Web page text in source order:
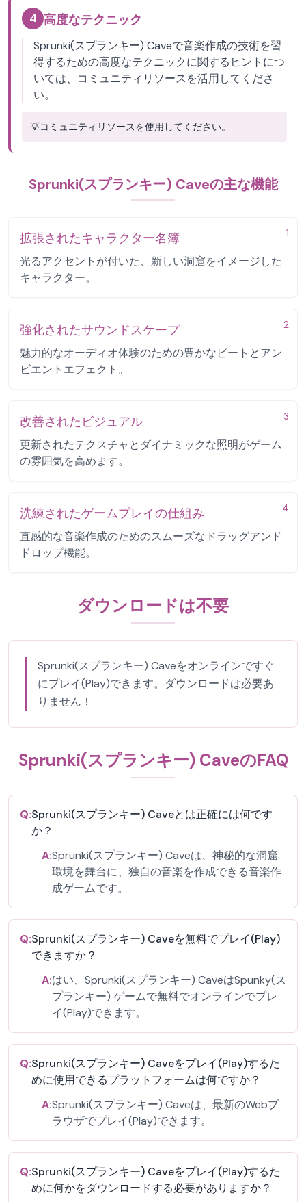
4 高度なテクニック
Sprunki(スプランキー) Caveで音楽作成の技術を習
得するための高度なテクニックに関するヒントにつ
いては、コミュニティリソースを活用してくださ
い。
💡コミュニティリソースを使用してください。
Sprunki(スプランキー) Caveの主な機能
1
拡張されたキャラクター名簿
光るアクセントが付いた、新しい洞窟をイメージした
キャラクター。
2
強化されたサウンドスケープ
魅力的なオーディオ体験のための豊かなビートとアン
ビエントエフェクト。
3
改善されたビジュアル
更新されたテクスチャとダイナミックな照明がゲーム
の雰囲気を高めます。
4
洗練されたゲームプレイの仕組み
直感的な音楽作成のためのスムーズなドラッグアンド
ドロップ機能。
ダウンロードは不要
Sprunki(スプランキー) Caveをオンラインですぐ
にプレイ(Play)できます。ダウンロードは必要あ
りません！
Sprunki(スプランキー) CaveのFAQ
Q:Sprunki(スプランキー) Caveとは正確には何です
か？
A:Sprunki(スプランキー) Caveは、神秘的な洞窟
環境を舞台に、独自の音楽を作成できる音楽作
成ゲームです。
Q:Sprunki(スプランキー) Caveを無料でプレイ(Play)
できますか？
A:はい、Sprunki(スプランキー) CaveはSpunky(ス
プランキー) ゲームで無料でオンラインでプレ
イ(Play)できます。
Q:Sprunki(スプランキー) Caveをプレイ(Play)するた
めに使用できるプラットフォームは何ですか？
A:Sprunki(スプランキー) Caveは、最新のWebブ
ラウザでプレイ(Play)できます。
Q:Sprunki(スプランキー) Caveをプレイ(Play)するた
めに何かをダウンロードする必要がありますか？